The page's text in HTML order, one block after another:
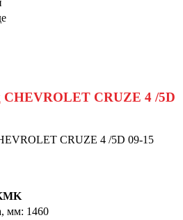
CHEVROLET CRUZE 4 /5D
мм: 1460